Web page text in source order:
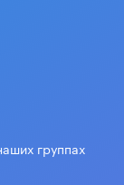
группах